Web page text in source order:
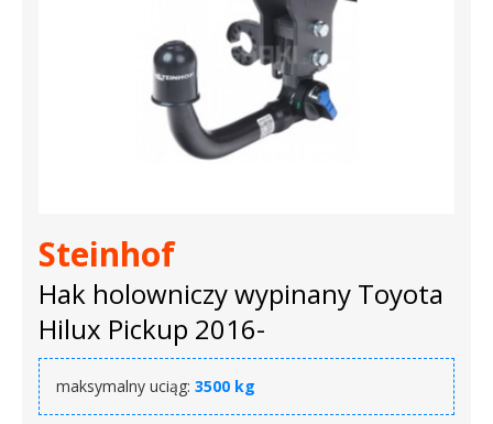
SPORTOWE
Turystyka
Przyczepy
samochodowe
Steinhof
Hak holowniczy wypinany Toyota
Hilux Pickup 2016-
maksymalny uciąg:3500 kg